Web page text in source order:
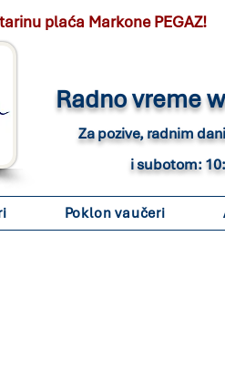
plaća Markone PEGAZ!
Radno vreme
Za pozive, radnim
i subotom:
Poklon vaučeri